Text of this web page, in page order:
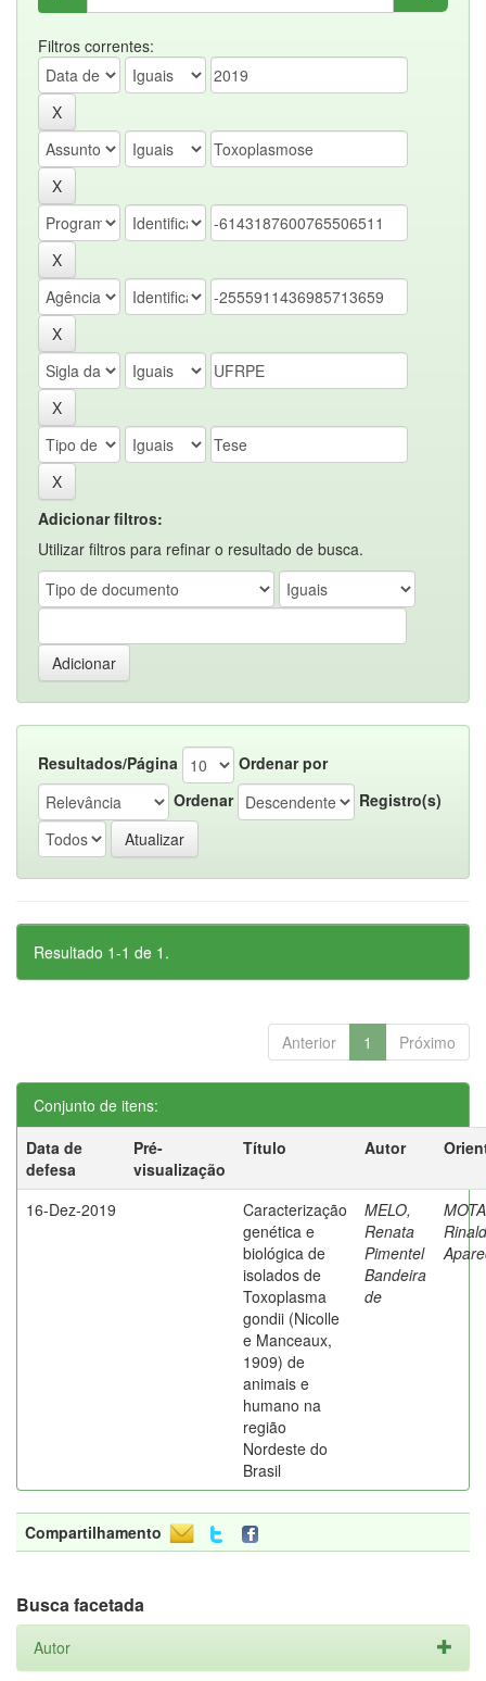
Filtros correntes:
Adicionar filtros:
Utilizar filtros para refinar o resultado de busca.
Resultados/Página
Ordenar por
Ordenar
Registro(s)
Resultado 1-1 de 1.
Anterior 1 Próximo
Conjunto de itens:
Data de
defesa
Pré-
visualização
Título Autor
16-Dez-2019
Caracterização
genética e
biológica de
isolados de
Toxoplasma
gondii (Nicolle
e Manceaux,
1909) de
animais e
humano na
região
Nordeste do
Brasil
MELO,
Renata
Pimentel
Bandeira
de
Compartilhamento
Busca facetada
Autor